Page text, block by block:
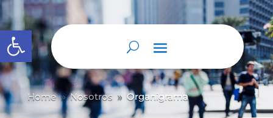
Abrir barra de herramientas
Home 9 Nosotros 9 Organigrama